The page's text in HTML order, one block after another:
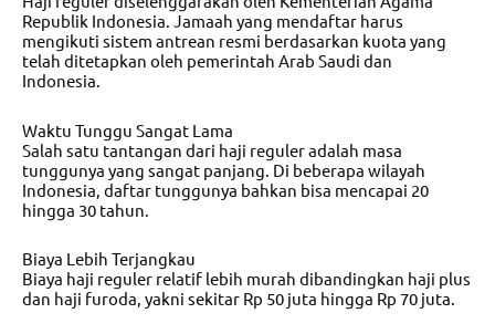
Republik Indonesia. Jamaah yang mendaftar harus
mengikuti sistem antrean resmi berdasarkan kuota yang
telah ditetapkan oleh pemerintah Arab Saudi dan
Indonesia.
Waktu Tunggu Sangat Lama
Salah satu tantangan dari haji reguler adalah masa
tunggunya yang sangat panjang. Di beberapa wilayah
Indonesia, daftar tunggunya bahkan bisa mencapai 20
hingga 30 tahun.
Biaya Lebih Terjangkau
Biaya haji reguler relatif lebih murah dibandingkan haji plus
dan haji furoda, yakni sekitar Rp 50 juta hingga Rp 70 juta.